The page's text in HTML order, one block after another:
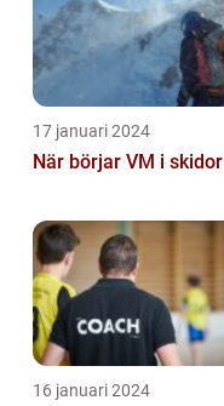
17 januari 2024
När börjar VM i skidor
16 januari 2024